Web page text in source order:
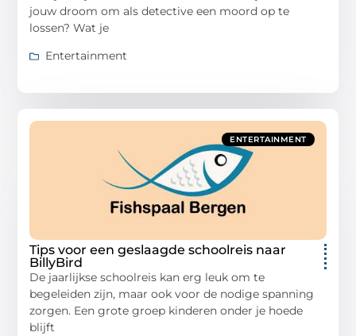
jouw droom om als detective een moord op te
lossen? Wat je
Entertainment
ENTERTAINMENT
Tips voor een geslaagde schoolreis naar
BillyBird
De jaarlijkse schoolreis kan erg leuk om te
begeleiden zijn, maar ook voor de nodige spanning
zorgen. Een grote groep kinderen onder je hoede
blijft